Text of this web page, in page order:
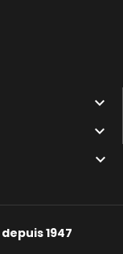



1947